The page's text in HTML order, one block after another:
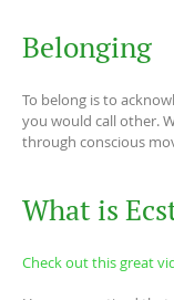
Belonging
To belong is to
you would call other.
through conscious
What is
Check out this great